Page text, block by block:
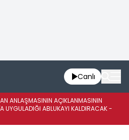
Canlı
ANLAŞMASININ AÇIKLANMASININ
UYGULADIĞI ABLUKAYI KALDIRACAK -